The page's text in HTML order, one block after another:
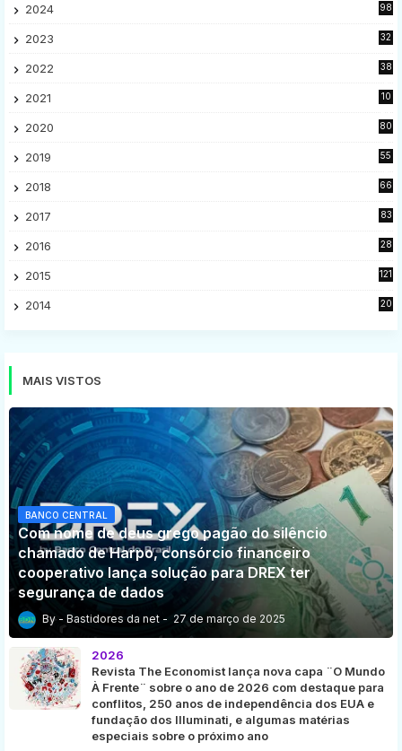
2024 98
2023
32
2022
38
2021
10
2020
80
2019
55
2018
66
2017
83
2016
28
2015
121
2014
20
MAIS VISTOS
BANCO CENTRAL
Com nome de deus grego pagão do silêncio
chamado de Harpo, consórcio financeiro
cooperativo lança solução para DREX ter
segurança de dados
Bastidores da net 27 de março de 2025
2026
Revista The Economist lança nova capa ¨O Mundo
À Frente¨ sobre o ano de 2026 com destaque para
conflitos, 250 anos de independência dos EUA e
fundação dos Illuminati, e algumas matérias
especiais sobre o próximo ano